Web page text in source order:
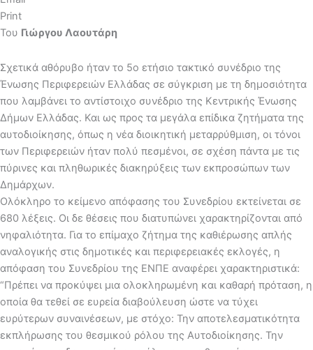
Print
Του Γιώργου Λαουτάρη
Σχετικά αθόρυβο ήταν το 5ο ετήσιο τακτικό συνέδριο της
Ένωσης Περιφερειών Ελλάδας σε σύγκριση με τη δημοσιότητα
που λαμβάνει το αντίστοιχο συνέδριο της Κεντρικής Ένωσης
Δήμων Ελλάδας. Και ως προς τα μεγάλα επίδικα ζητήματα της
αυτοδιοίκησης, όπως η νέα διοικητική μεταρρύθμιση, οι τόνοι
των Περιφερειών ήταν πολύ πεσμένοι, σε σχέση πάντα με τις
πύρινες και πληθωρικές διακηρύξεις των εκπροσώπων των
Δημάρχων.
Ολόκληρο το κείμενο απόφασης του Συνεδρίου εκτείνεται σε
680 λέξεις. Οι δε θέσεις που διατυπώνει χαρακτηρίζονται από
νηφαλιότητα. Για το επίμαχο ζήτημα της καθιέρωσης απλής
αναλογικής στις δημοτικές και περιφερειακές εκλογές, η
απόφαση του Συνεδρίου της ΕΝΠΕ αναφέρει χαρακτηριστικά:
“Πρέπει να προκύψει μια ολοκληρωμένη και καθαρή πρόταση, η
οποία θα τεθεί σε ευρεία διαβούλευση ώστε να τύχει
ευρύτερων συναινέσεων, με στόχο: Την αποτελεσματικότητα
εκπλήρωσης του θεσμικού ρόλου της Αυτοδιοίκησης. Την